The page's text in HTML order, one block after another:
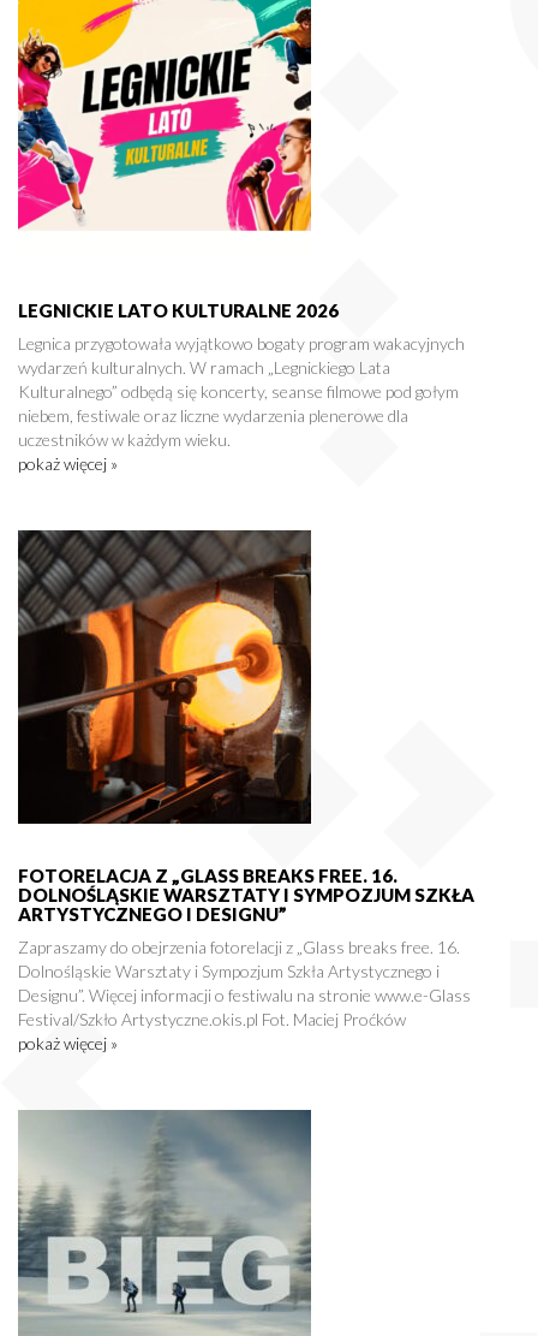
LEGNICKIE LATO KULTURALNE 2026
Legnica przygotowała wyjątkowo bogaty program wakacyjnych
wydarzeń kulturalnych. W ramach „Legnickiego Lata
Kulturalnego” odbędą się koncerty, seanse filmowe pod gołym
niebem, festiwale oraz liczne wydarzenia plenerowe dla
uczestników w każdym wieku.
pokaż więcej »
FOTORELACJA Z „GLASS BREAKS FREE. 16.
DOLNOŚLĄSKIE WARSZTATY I SYMPOZJUM SZKŁA
ARTYSTYCZNEGO I DESIGNU”
Zapraszamy do obejrzenia fotorelacji z „Glass breaks free. 16.
Dolnośląskie Warsztaty i Sympozjum Szkła Artystycznego i
Designu”. Więcej informacji o festiwalu na stronie www.e-Glass
Festival/Szkło Artystyczne.okis.pl Fot. Maciej Proćków
pokaż więcej »